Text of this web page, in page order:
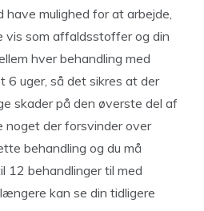
have mulighed for at arbejde,
vis som affaldsstoffer og din
hver behandling med
6 uger, så det sikres at der
skader på den øverste del af
noget der forsvinder over
behandling og du må
12 behandlinger til med
kan se din tidligere